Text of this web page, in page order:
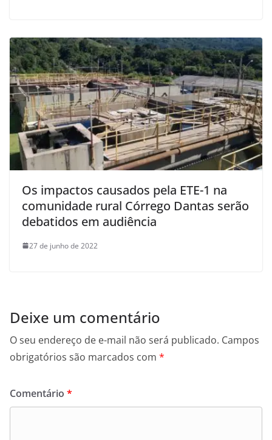
Os impactos causados pela ETE-1 na
comunidade rural Córrego Dantas serão
debatidos em audiência
27 de junho de 2022
Deixe um comentário
O seu endereço de e-mail não será publicado. Campos
obrigatórios são marcados com *
Comentário *